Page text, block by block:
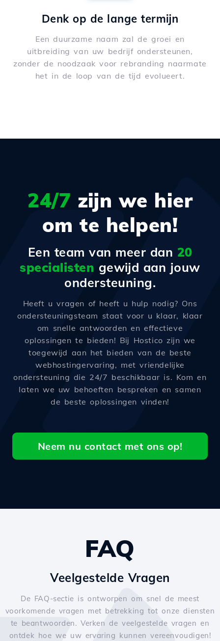
Denk op de lange termijn
Een duurzame naam zal de groei en
uitbreiding van uw bedrijf ondersteunen,
zonder de noodzaak voor rebranding naarmate
het in de loop van de tijd evolueert.
24/7 zijn we hier
om te helpen!
Een team van meer dan 20
specialisten gewijd aan jouw
ondersteuning.
Heeft u vragen of heeft u hulp nodig? Ons
ondersteuningsteam staat voor u klaar, klaar
om snelle antwoorden en effectieve
oplossingen te bieden! Bij Hostico zijn we
toegewijd aan het bieden van de beste
webhostingervaring, met vriendelijke
ondersteuning die 24/7 beschikbaar is. Kom en
laten we uw behoeften bespreken en samen
de beste oplossingen vinden!
Neem nu contact met ons op!
FAQ
Veelgestelde Vragen
De FAQ-sectie is ontworpen om snel de meest
voorkomende vragen met betrekking tot onze diensten
te beantwoorden. Verken de veelgestelde vragen en
ontdek hoe we uw ervaring kunnen vereenvoudigen!